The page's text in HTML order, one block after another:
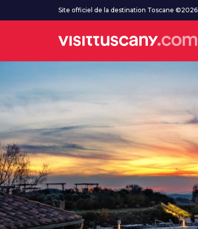
Aller au contenu principalSite officiel de la destination Toscane ©2026